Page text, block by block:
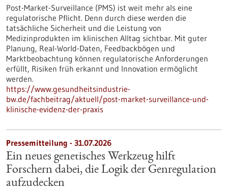
Post-Market-Surveillance (PMS) ist weit mehr als eine
regulatorische Pflicht. Denn durch diese werden die
tatsächliche Sicherheit und die Leistung von
Medizinprodukten im klinischen Alltag sichtbar. Mit guter
Planung, Real-World-Daten, Feedbackbögen und
Marktbeobachtung können regulatorische Anforderungen
erfüllt, Risiken früh erkannt und Innovation ermöglicht
werden.
https://www.gesundheitsindustrie-
bw.de/fachbeitrag/aktuell/post-market-surveillance-und-
klinische-evidenz-der-praxis
Pressemitteilung - 31.07.2026
Ein neues genetisches Werkzeug hilft
Forschern dabei, die Logik der Genregulation
aufzudecken